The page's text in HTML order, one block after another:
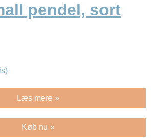
pendel, sort
Læs mere »
Køb nu »